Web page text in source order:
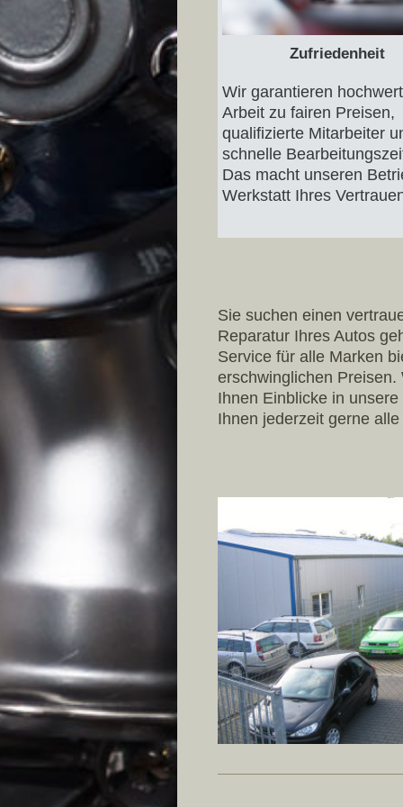
Zufriedenheit
Wir garantieren
Arbeit zu fairen Preisen,
qualifizierte Mitarbeiter
schnelle
Das macht unseren
Werkstatt Ihres
Sie suchen einen
Reparatur Ihres Autos
Service für alle Marken
erschwinglichen
Ihnen Einblicke in
Ihnen jederzeit gerne